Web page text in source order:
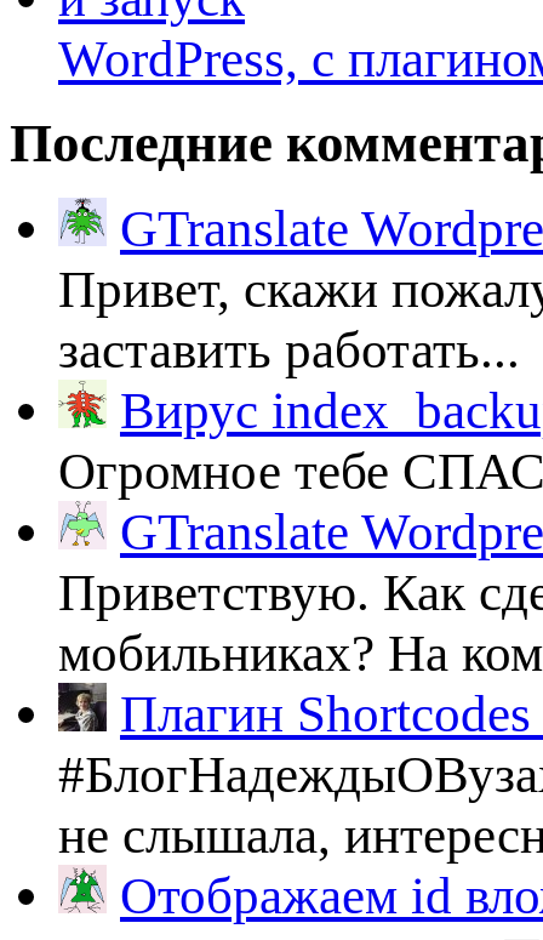
WordPress, с
Последние
GTranslate
Привет, скажи
заставить работать...
Вирус
Огромное тебе
GTranslate
Приветствую. Как
мобильниках? На
Плагин
не слышала,
Отображаем id